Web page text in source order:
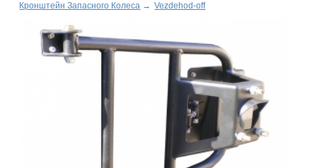
Кронштейн Запасного Колеса → Vezdehod-off